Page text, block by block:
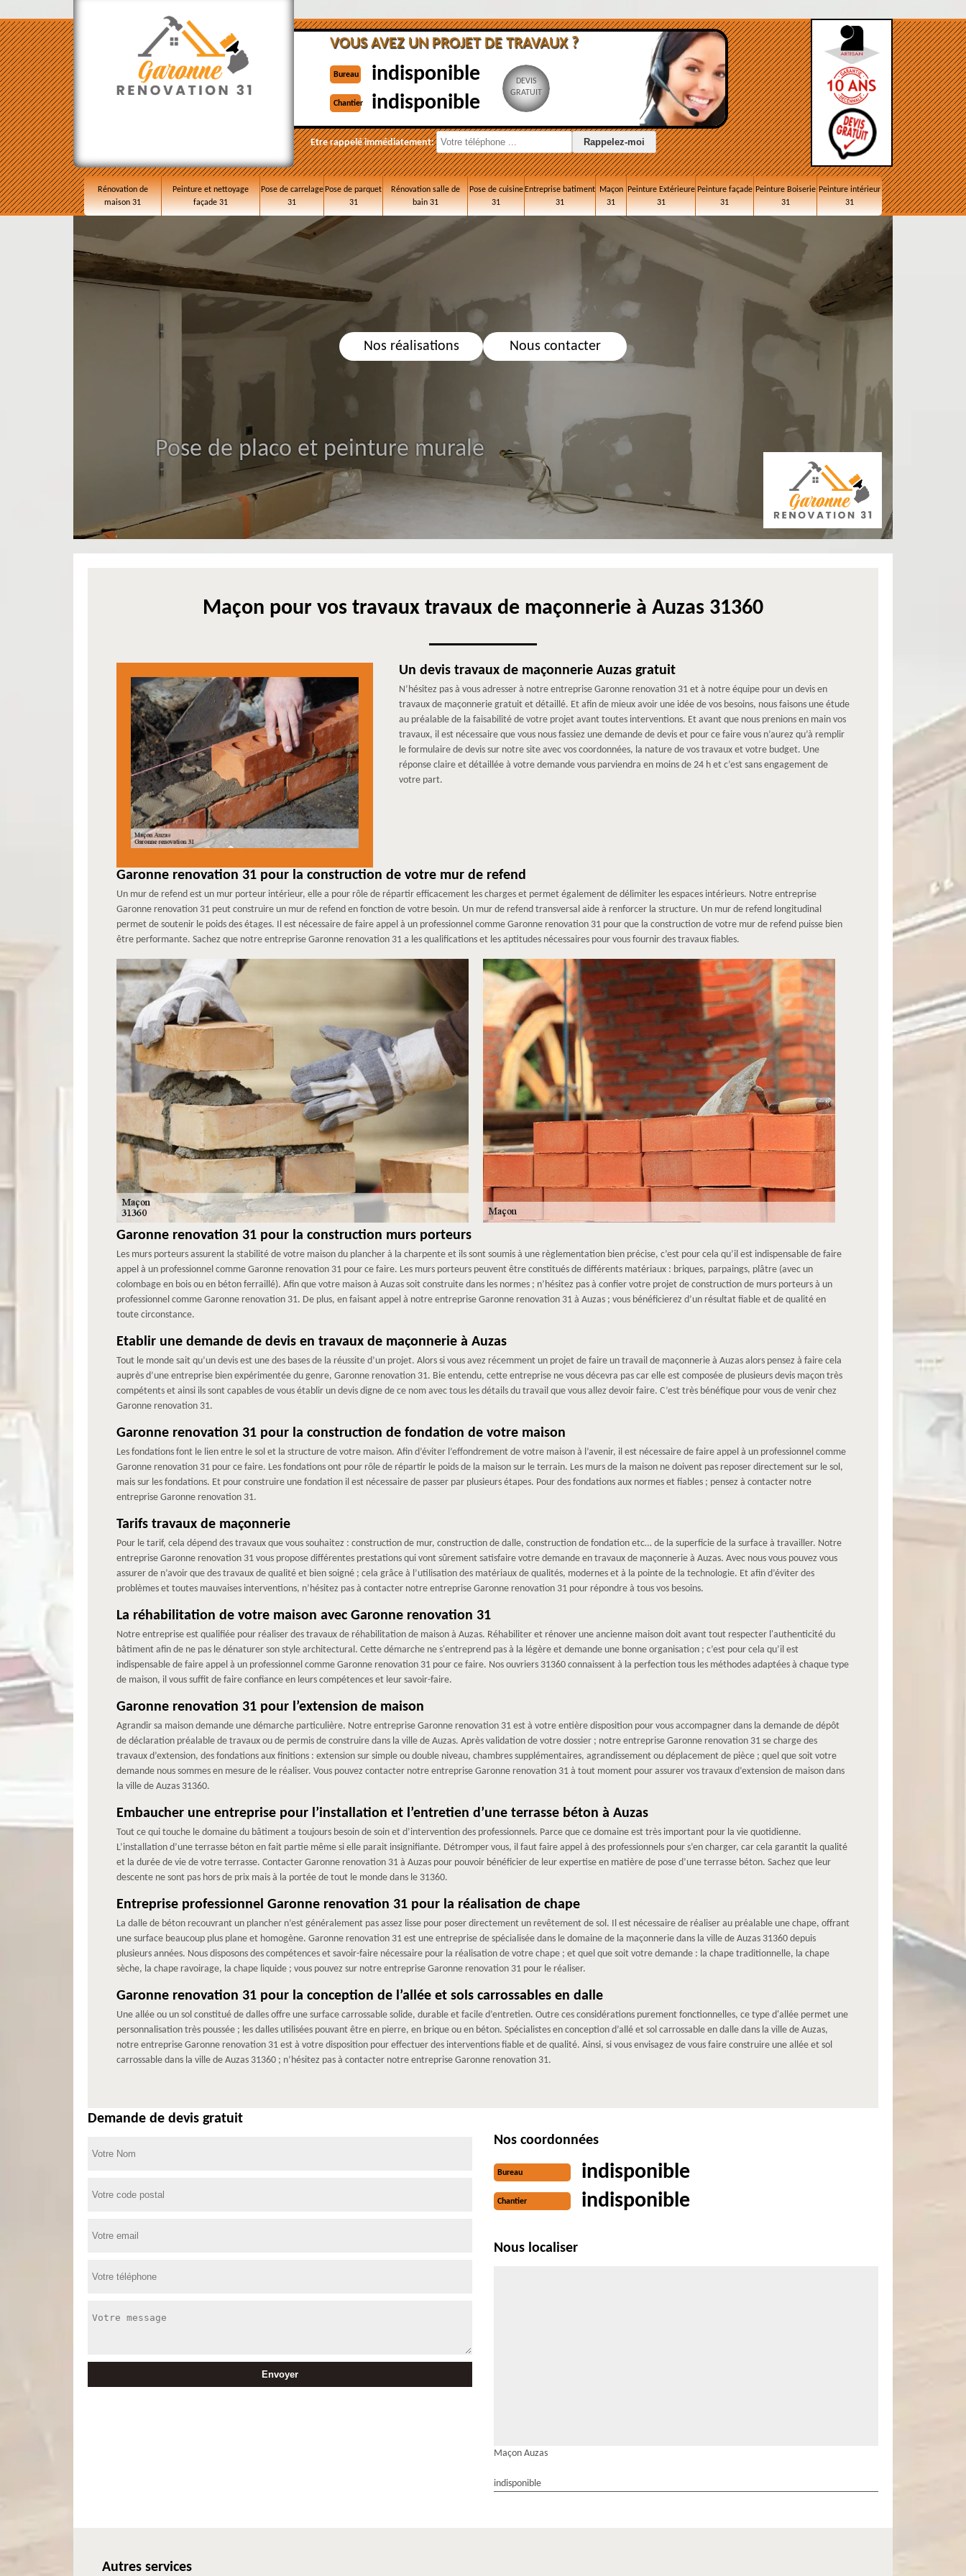
VOUS AVEZ UN PROJET DE TRAVAUX ?
Bureau indisponible
Chantier indisponible
DEVIS
GRATUIT
Etre rappelé immédiatement:
Rénovation de
maison 31
Peinture et nettoyage
façade 31
Pose de carrelage
31
Pose de parquet
31
Rénovation salle de
bain 31
Pose de cuisine
31
Entreprise batiment
31
Maçon
31
Peinture Extérieure
31
Peinture façade
31
Peinture Boiserie
31
Peinture intérieur
31
Nos réalisations Nous contacter
Pose de placo et peinture murale
Maçon pour vos travaux travaux de maçonnerie à Auzas 31360
Un devis travaux de maçonnerie Auzas gratuit
N’hésitez pas à vous adresser à notre entreprise Garonne renovation 31 et à notre équipe pour un devis en
travaux de maçonnerie gratuit et détaillé. Et afin de mieux avoir une idée de vos besoins, nous faisons une étude
au préalable de la faisabilité de votre projet avant toutes interventions. Et avant que nous prenions en main vos
travaux, il est nécessaire que vous nous fassiez une demande de devis et pour ce faire vous n’aurez qu’à remplir
le formulaire de devis sur notre site avec vos coordonnées, la nature de vos travaux et votre budget. Une
réponse claire et détaillée à votre demande vous parviendra en moins de 24 h et c’est sans engagement de
votre part.
Garonne renovation 31 pour la construction de votre mur de refend
Un mur de refend est un mur porteur intérieur, elle a pour rôle de répartir efficacement les charges et permet également de délimiter les espaces intérieurs. Notre entreprise
Garonne renovation 31 peut construire un mur de refend en fonction de votre besoin. Un mur de refend transversal aide à renforcer la structure. Un mur de refend longitudinal
permet de soutenir le poids des étages. Il est nécessaire de faire appel à un professionnel comme Garonne renovation 31 pour que la construction de votre mur de refend puisse bien
être performante. Sachez que notre entreprise Garonne renovation 31 a les qualifications et les aptitudes nécessaires pour vous fournir des travaux fiables.
Garonne renovation 31 pour la construction murs porteurs
Les murs porteurs assurent la stabilité de votre maison du plancher à la charpente et ils sont soumis à une règlementation bien précise, c’est pour cela qu’il est indispensable de faire
appel à un professionnel comme Garonne renovation 31 pour ce faire. Les murs porteurs peuvent être constitués de différents matériaux : briques, parpaings, plâtre (avec un
colombage en bois ou en béton ferraillé). Afin que votre maison à Auzas soit construite dans les normes ; n’hésitez pas à confier votre projet de construction de murs porteurs à un
professionnel comme Garonne renovation 31. De plus, en faisant appel à notre entreprise Garonne renovation 31 à Auzas ; vous bénéficierez d’un résultat fiable et de qualité en
toute circonstance.
Etablir une demande de devis en travaux de maçonnerie à Auzas
Tout le monde sait qu’un devis est une des bases de la réussite d’un projet. Alors si vous avez récemment un projet de faire un travail de maçonnerie à Auzas alors pensez à faire cela
auprès d’une entreprise bien expérimentée du genre, Garonne renovation 31. Bie entendu, cette entreprise ne vous décevra pas car elle est composée de plusieurs devis maçon très
compétents et ainsi ils sont capables de vous établir un devis digne de ce nom avec tous les détails du travail que vous allez devoir faire. C’est très bénéfique pour vous de venir chez
Garonne renovation 31.
Garonne renovation 31 pour la construction de fondation de votre maison
Les fondations font le lien entre le sol et la structure de votre maison. Afin d’éviter l’effondrement de votre maison à l’avenir, il est nécessaire de faire appel à un professionnel comme
Garonne renovation 31 pour ce faire. Les fondations ont pour rôle de répartir le poids de la maison sur le terrain. Les murs de la maison ne doivent pas reposer directement sur le sol,
mais sur les fondations. Et pour construire une fondation il est nécessaire de passer par plusieurs étapes. Pour des fondations aux normes et fiables ; pensez à contacter notre
entreprise Garonne renovation 31.
Tarifs travaux de maçonnerie
Pour le tarif, cela dépend des travaux que vous souhaitez : construction de mur, construction de dalle, construction de fondation etc… de la superficie de la surface à travailler. Notre
entreprise Garonne renovation 31 vous propose différentes prestations qui vont sûrement satisfaire votre demande en travaux de maçonnerie à Auzas. Avec nous vous pouvez vous
assurer de n’avoir que des travaux de qualité et bien soigné ; cela grâce à l’utilisation des matériaux de qualités, modernes et à la pointe de la technologie. Et afin d’éviter des
problèmes et toutes mauvaises interventions, n’hésitez pas à contacter notre entreprise Garonne renovation 31 pour répondre à tous vos besoins.
La réhabilitation de votre maison avec Garonne renovation 31
Notre entreprise est qualifiée pour réaliser des travaux de réhabilitation de maison à Auzas. Réhabiliter et rénover une ancienne maison doit avant tout respecter l'authenticité du
bâtiment afin de ne pas le dénaturer son style architectural. Cette démarche ne s'entreprend pas à la légère et demande une bonne organisation ; c’est pour cela qu’il est
indispensable de faire appel à un professionnel comme Garonne renovation 31 pour ce faire. Nos ouvriers 31360 connaissent à la perfection tous les méthodes adaptées à chaque type
de maison, il vous suffit de faire confiance en leurs compétences et leur savoir-faire.
Garonne renovation 31 pour l’extension de maison
Agrandir sa maison demande une démarche particulière. Notre entreprise Garonne renovation 31 est à votre entière disposition pour vous accompagner dans la demande de dépôt
de déclaration préalable de travaux ou de permis de construire dans la ville de Auzas. Après validation de votre dossier ; notre entreprise Garonne renovation 31 se charge des
travaux d’extension, des fondations aux finitions : extension sur simple ou double niveau, chambres supplémentaires, agrandissement ou déplacement de pièce ; quel que soit votre
demande nous sommes en mesure de le réaliser. Vous pouvez contacter notre entreprise Garonne renovation 31 à tout moment pour assurer vos travaux d’extension de maison dans
la ville de Auzas 31360.
Embaucher une entreprise pour l’installation et l’entretien d’une terrasse béton à Auzas
Tout ce qui touche le domaine du bâtiment a toujours besoin de soin et d’intervention des professionnels. Parce que ce domaine est très important pour la vie quotidienne.
L’installation d’une terrasse béton en fait partie même si elle parait insignifiante. Détromper vous, il faut faire appel à des professionnels pour s’en charger, car cela garantit la qualité
et la durée de vie de votre terrasse. Contacter Garonne renovation 31 à Auzas pour pouvoir bénéficier de leur expertise en matière de pose d’une terrasse béton. Sachez que leur
descente ne sont pas hors de prix mais à la portée de tout le monde dans le 31360.
Entreprise professionnel Garonne renovation 31 pour la réalisation de chape
La dalle de béton recouvrant un plancher n’est généralement pas assez lisse pour poser directement un revêtement de sol. Il est nécessaire de réaliser au préalable une chape, offrant
une surface beaucoup plus plane et homogène. Garonne renovation 31 est une entreprise de spécialisée dans le domaine de la maçonnerie dans la ville de Auzas 31360 depuis
plusieurs années. Nous disposons des compétences et savoir-faire nécessaire pour la réalisation de votre chape ; et quel que soit votre demande : la chape traditionnelle, la chape
sèche, la chape ravoirage, la chape liquide ; vous pouvez sur notre entreprise Garonne renovation 31 pour le réaliser.
Garonne renovation 31 pour la conception de l’allée et sols carrossables en dalle
Une allée ou un sol constitué de dalles offre une surface carrossable solide, durable et facile d’entretien. Outre ces considérations purement fonctionnelles, ce type d'allée permet une
personnalisation très poussée ; les dalles utilisées pouvant être en pierre, en brique ou en béton. Spécialistes en conception d’allé et sol carrossable en dalle dans la ville de Auzas,
notre entreprise Garonne renovation 31 est à votre disposition pour effectuer des interventions fiable et de qualité. Ainsi, si vous envisagez de vous faire construire une allée et sol
carrossable dans la ville de Auzas 31360 ; n’hésitez pas à contacter notre entreprise Garonne renovation 31.
Demande de devis gratuit
Nos coordonnées
Bureau indisponible
Chantier indisponible
Nous localiser
Maçon Auzas
indisponible
Autres services